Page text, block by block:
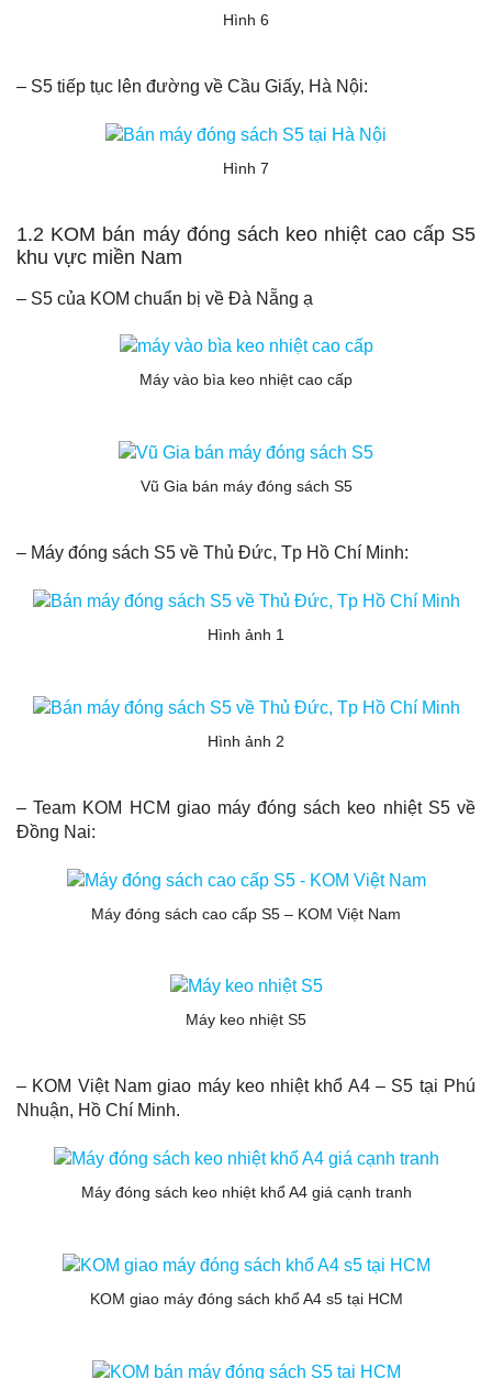
Hình 6
– S5 tiếp tục lên đường về Cầu Giấy, Hà Nội:
Hình 7
1.2 KOM bán máy đóng sách keo nhiệt cao cấp S5
khu vực miền Nam
– S5 của KOM chuẩn bị về Đà Nẵng ạ
Máy vào bìa keo nhiệt cao cấp
Vũ Gia bán máy đóng sách S5
– Máy đóng sách S5 về Thủ Đức, Tp Hồ Chí Minh:
Hình ảnh 1
Hình ảnh 2
– Team KOM HCM giao máy đóng sách keo nhiệt S5 về
Đồng Nai:
Máy đóng sách cao cấp S5 – KOM Việt Nam
Máy keo nhiệt S5
– KOM Việt Nam giao máy keo nhiệt khổ A4 – S5 tại Phú
Nhuận, Hồ Chí Minh.
Máy đóng sách keo nhiệt khổ A4 giá cạnh tranh
KOM giao máy đóng sách khổ A4 s5 tại HCM